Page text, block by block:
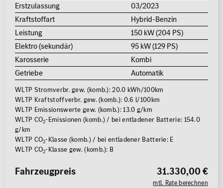
Erstzulassung
03/2023
Kraftstoffart
Hybrid-Benzin
Leistung
150 kW (204 PS)
Elektro (sekundär)
95 kW (129 PS)
Karosserie
Kombi
Getriebe
Automatik
WLTP Stromverbr. gew. (komb.): 20.0 kWh/100km
WLTP Kraftstoffverbr. gew. (komb.): 0.6 l/100km
WLTP Emissionswerte gew. (komb.): 13.0 g/km
WLTP CO2-Emissionen (komb.) / bei entladener Batterie: 154.0
g/km
WLTP CO2-Klasse (komb.) / bei entladener Batterie: E
WLTP CO2-Klasse gew. (komb.): B
31.330,00 €
mtl. Rate berechnen
Fahrzeugpreis